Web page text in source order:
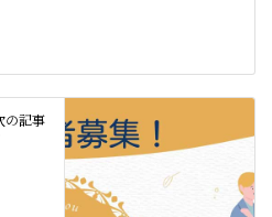
の記事